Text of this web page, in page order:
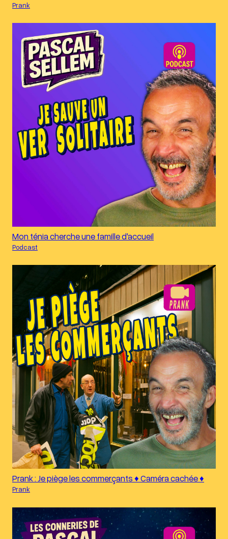
Prank
Mon ténia cherche une famille d'accueil
Podcast
Prank : Je piège les commerçants ♦︎ Caméra cachée ♦︎
Prank